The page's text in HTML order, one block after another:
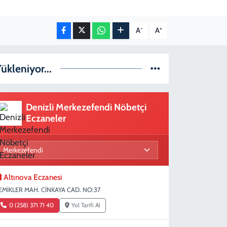
A- A+
Denizli Merkezefendi Nöbetçi
Eczaneler
Altınova Eczanesi
MAH. CİNKAYA CAD. NO:37
0 (258) 371 71 40 Yol Tarifi Al